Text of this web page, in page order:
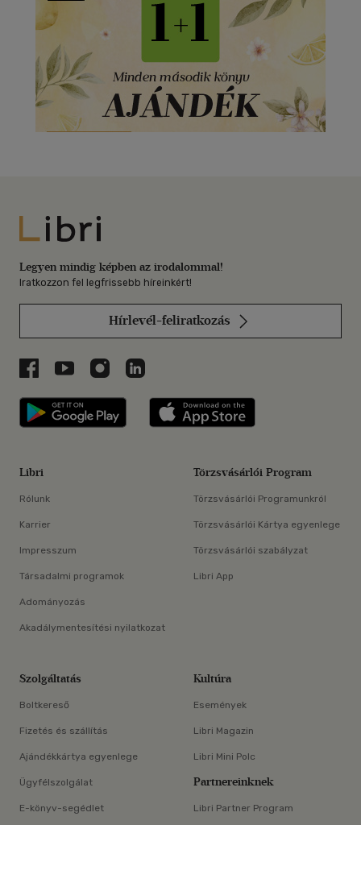
×
Libri
Legyen mindig képben az irodalommal!
Iratkozzon fel legfrissebb híreinkért!
Hírlevél-feliratkozás
Libri a Facebookon
Libri a Youtube-on
Libri az Instagramon
Libri a LinkedInen
Libri applikáció Szerezd meg: Google
Libri
Rólunk
Karrier
Impresszum
Társadalmi programok
Adományozás
Akadálymentesítési nyilatkozat
Törzsvásárlói Program
Törzsvásárlói Programunkról
Törzsvásárlói Kártya egyenlege
Törzsvásárlói szabályzat
Libri App
Szolgáltatás
Boltkereső
Fizetés és szállítás
Ajándékkártya egyenlege
Ügyfélszolgálat
E-könyv-segédlet
Kultúra
Események
Libri Magazin
Libri Mini Polc
Partnereinknek
Libri Partner Program